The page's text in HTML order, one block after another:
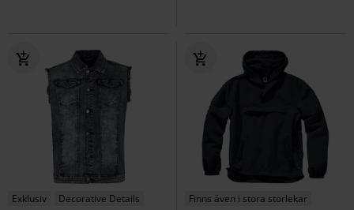
Exklusiv
Decorative Details
Finns även i stora storlekar